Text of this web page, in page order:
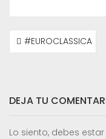
NAVEGACIÓN
DE#EUROCLASSICA
DEJA TU
Lo siento, debes estar